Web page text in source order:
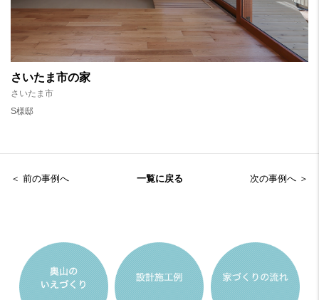
さいたま市の家
さいたま市
S様邸
＜ 前の事例へ 一覧に戻る 次の事例へ ＞